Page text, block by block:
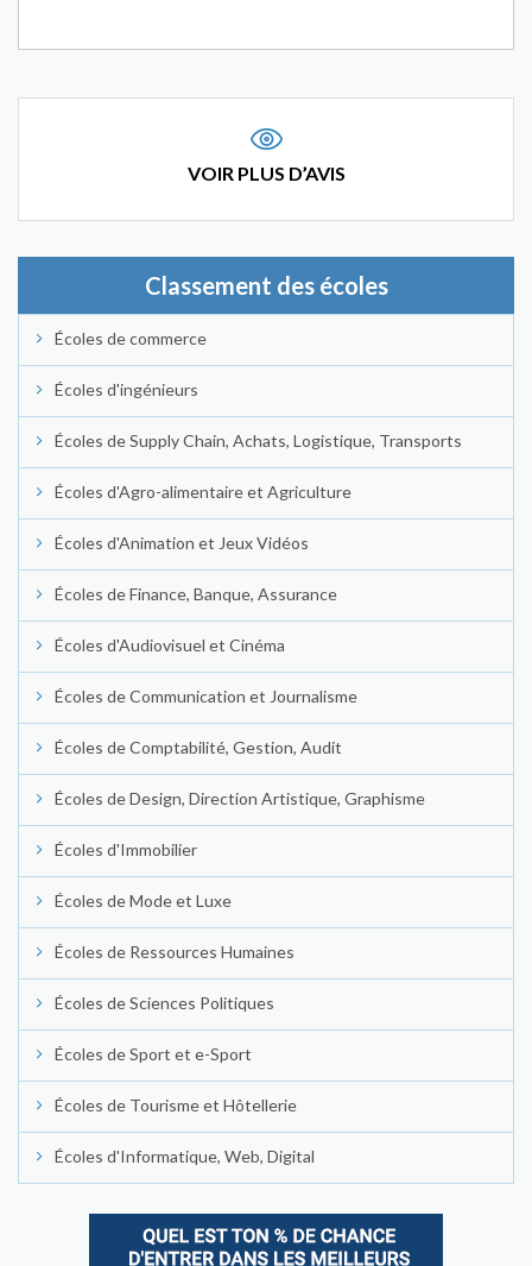
VOIR PLUS D’AVIS
Classement des écoles
Écoles de commerce
Écoles d'ingénieurs
Écoles de Supply Chain, Achats, Logistique, Transports
Écoles d'Agro-alimentaire et Agriculture
Écoles d'Animation et Jeux Vidéos
Écoles de Finance, Banque, Assurance
Écoles d'Audiovisuel et Cinéma
Écoles de Communication et Journalisme
Écoles de Comptabilité, Gestion, Audit
Écoles de Design, Direction Artistique, Graphisme
Écoles d'Immobilier
Écoles de Mode et Luxe
Écoles de Ressources Humaines
Écoles de Sciences Politiques
Écoles de Sport et e-Sport
Écoles de Tourisme et Hôtellerie
Écoles d'Informatique, Web, Digital